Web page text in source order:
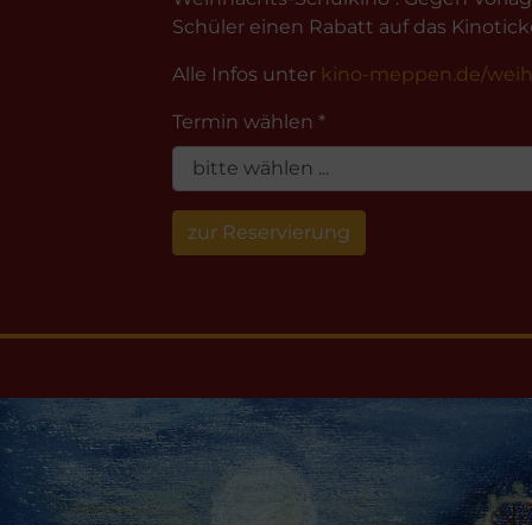
Schüler einen Rabatt auf das
Alle Infos unter kino-meppen.de/
Termin wählen *
zur Reservierung